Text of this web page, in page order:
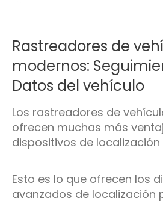
Rastreadores de
modernos:
Datos del vehículo
Los rastreadores de
ofrecen muchas más
dispositivos de localización
Esto es lo que ofrecen los
avanzados de localización